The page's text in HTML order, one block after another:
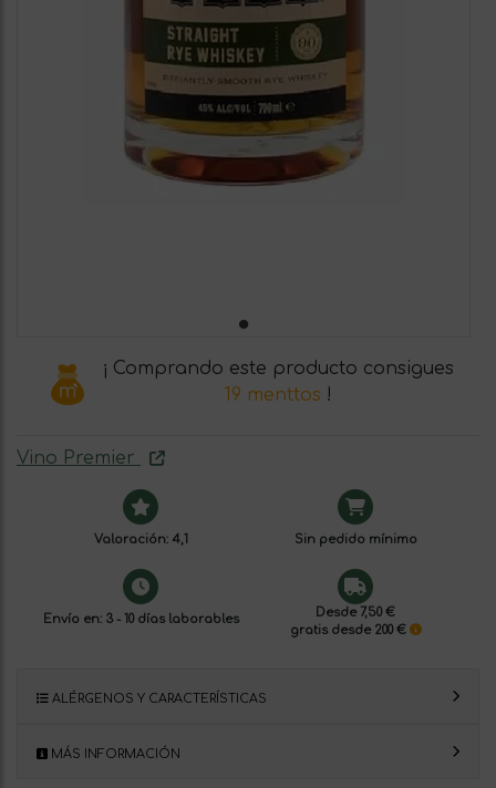
¡ Comprando este producto consigues
19 menttos !
Vino Premier
Valoración: 4,1 Sin pedido mínimo
Envío en: 3 - 10 días laborables
Desde 7,50 €
gratis desde 200 €
ALÉRGENOS Y CARACTERÍSTICAS
MÁS INFORMACIÓN